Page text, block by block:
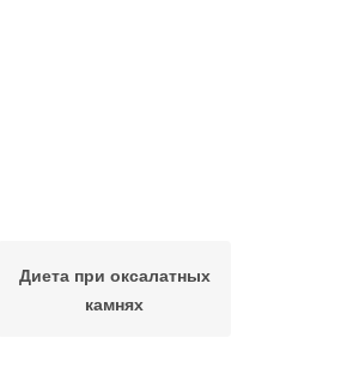
Диета при оксалатных
камнях